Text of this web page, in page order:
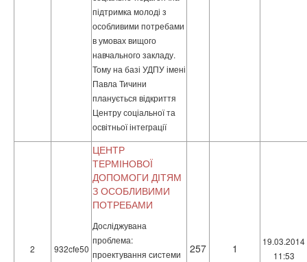
підтримка молоді з
особливими потребами
в умовах вищого
навчального закладу.
Тому на базі УДПУ імені
Павла Тичини
планується відкриття
Центру соціальної та
освітньої інтеграції
2 932cfe50
ЦЕНТР
ТЕРМІНОВОЇ
ДОПОМОГИ ДІТЯМ
З ОСОБЛИВИМИ
ПОТРЕБАМИ
Досліджувана
проблема:
проектування системи
257 1
19.03.2014
11:53